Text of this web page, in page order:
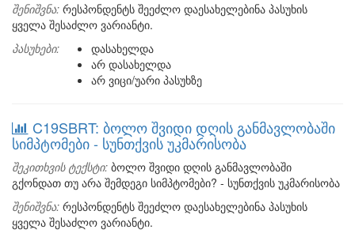
შენიშვნა: რესპონდენტს შეეძლო დაესახელებინა პასუხის
ყველა შესაძლო ვარიანტი.
პასუხები:
დასახელდა
არ დასახელდა
არ ვიცი/უარი პასუხზე
C19SBRT: ბოლო შვიდი დღის განმავლობაში
სიმპტომები - სუნთქვის უკმარისობა
შეკითხვის ტექსტი: ბოლო შვიდი დღის განმავლობაში
გქონდათ თუ არა შემდეგი სიმპტომები? - სუნთქვის უკმარისობა
შენიშვნა: რესპონდენტს შეეძლო დაესახელებინა პასუხის
ყველა შესაძლო ვარიანტი.